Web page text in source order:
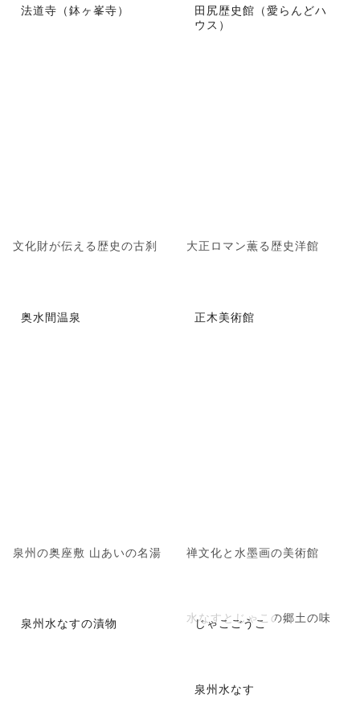
法道寺（鉢ヶ峯寺）
文化財が伝える歴史の古刹
田尻歴史館（愛らんどハ
ウス）
大正ロマン薫る歴史洋館
奥水間温泉
泉州の奥座敷 山あいの名湯
正木美術館
禅文化と水墨画の美術館
泉州水なすの漬物 じゃこごうこ
水なすとじゃこの郷土の味
泉州水なす